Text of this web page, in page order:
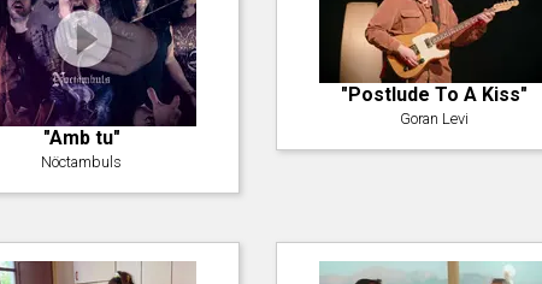
"Amb tu"
Nöctambuls
"Postlude To A Kiss"
Goran Levi